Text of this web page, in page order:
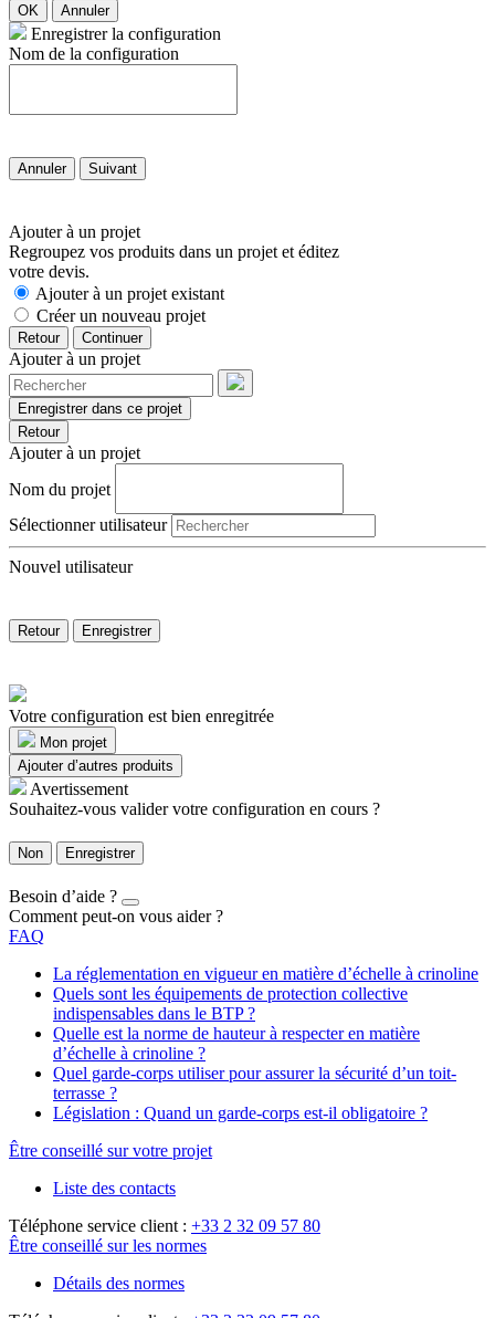
OK Annuler
Enregistrer la configuration
Nom de la configuration
Annuler Suivant
Ajouter à un projet
Regroupez vos produits dans un projet et éditez
votre devis.
Ajouter à un projet existant
Créer un nouveau projet
Retour Continuer
Ajouter à un projet
Enregistrer dans ce projet
Retour
Ajouter à un projet
Nom du projet
Sélectionner utilisateur
Nouvel utilisateur
Retour Enregistrer
Votre configuration est bien enregitrée
Mon projet
Ajouter d’autres produits
Avertissement
Souhaitez-vous valider votre configuration en cours ?
Non Enregistrer
Besoin d’aide ?
Comment peut-on vous aider ?
FAQ
La réglementation en vigueur en matière d’échelle à crinoline
Quels sont les équipements de protection collective
indispensables dans le BTP ?
Quelle est la norme de hauteur à respecter en matière
d’échelle à crinoline ?
Quel garde-corps utiliser pour assurer la sécurité d’un toit-
terrasse ?
Législation : Quand un garde-corps est-il obligatoire ?
Être conseillé sur votre projet
Liste des contacts
Téléphone service client : +33 2 32 09 57 80
Être conseillé sur les normes
Détails des normes